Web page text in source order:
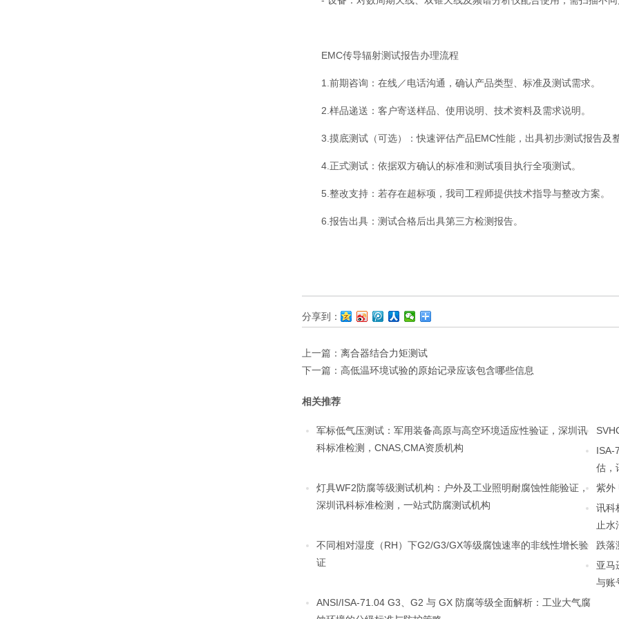
EMC传导辐射测试报告办理流程
1.前期咨询：在线／电话沟通，确认产品类型、标准及测试需求。
2.样品递送：客户寄送样品、使用说明、技术资料及需求说明。
3.摸底测试（可选）：快速评估产品EMC性能，出具初步测试报告及整
4.正式测试：依据双方确认的标准和测试项目执行全项测试。
5.整改支持：若存在超标项，我司工程师提供技术指导与整改方案。
6.报告出具：测试合格后出具第三方检测报告。
分享到：
上一篇： 离合器结合力矩测试
下一篇： 高低温环境试验的原始记录应该包含哪些信息
相关推荐
军标低气压测试：军用装备高原与高空环境适应性验证，深圳讯
科标准检测，CNAS,CMA资质机构
ISA-
估，
灯具WF2防腐等级测试机构：户外及工业照明耐腐蚀性能验证，
深圳讯科标准检测，一站式防腐测试机构
紫外
讯科
止水
不同相对湿度（RH）下G2/G3/GX等级腐蚀速率的非线性增长验
证
跌落
亚马
与账
ANSI/ISA-71.04 G3、G2 与 GX 防腐等级全面解析：工业大气腐